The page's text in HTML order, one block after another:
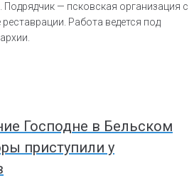
Подрядчик — псковская организация с
Работа ведется под
Господне в Бельском
приступили у